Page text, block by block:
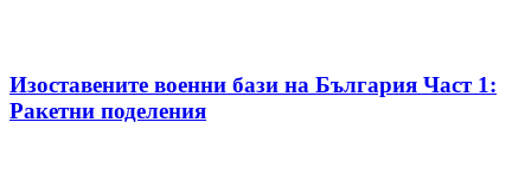
Изоставените военни бази на България Част 1:
Ракетни поделения